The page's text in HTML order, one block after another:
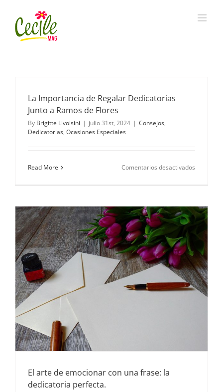
content
La Importancia de Regalar Dedicatorias
Junto a Ramos de Flores
By Brigitte Livolsini | julio 31st, 2024 | Consejos,
Dedicatorias, Ocasiones Especiales
Read More Comentarios desactivados
Junto
Ramos
Flores
El arte de emocionar con una frase: la
dedicatoria perfecta.